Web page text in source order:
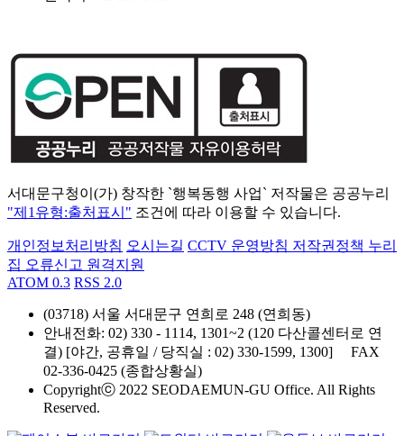
서대문구청이(가) 창작한 `행복동행 사업` 저작물은 공공누리
"제1유형:출처표시" 조건에 따라 이용할 수 있습니다.
개인정보처리방침 오시는길 CCTV 운영방침 저작권정책 누리
집 오류신고 원격지원
ATOM 0.3 RSS 2.0
(03718) 서울 서대문구 연희로 248 (연희동)
안내전화: 02) 330 - 1114, 1301~2 (120 다산콜센터로 연
결) [야간, 공휴일 / 당직실 : 02) 330-1599, 1300] FAX
02-336-0425 (종합상황실)
Copyrightⓒ 2022 SEODAEMUN-GU Office. All Rights
Reserved.